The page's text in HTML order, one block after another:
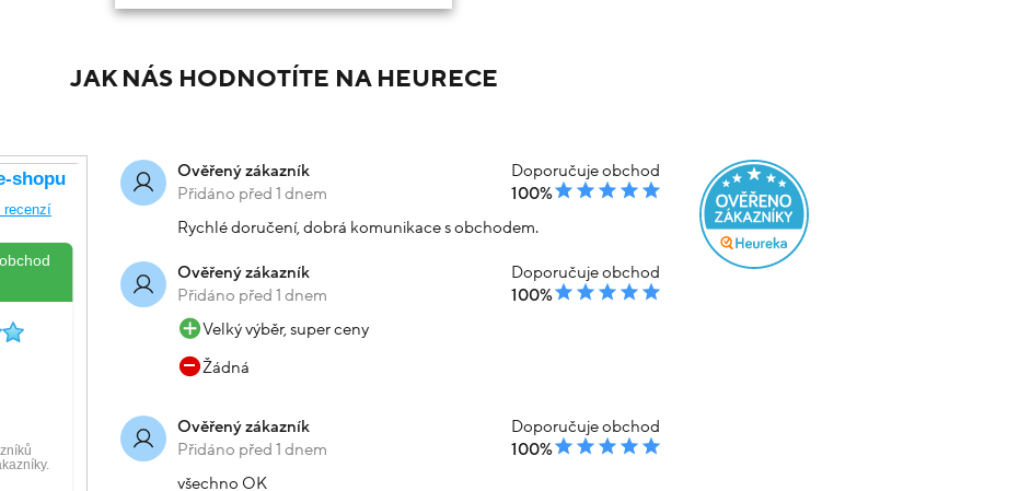
JAK NÁS HODNOTÍTE NA HEURECE
Ověřený zákazník
Přidáno před 1 dnem
Doporučuje obchod
100%
Rychlé doručení, dobrá komunikace s obchodem.
Ověřený zákazník
Přidáno před 1 dnem
Doporučuje obchod
100%
Velký výběr, super ceny
Žádná
Ověřený zákazník
Přidáno před 1 dnem
Doporučuje obchod
100%
všechno OK